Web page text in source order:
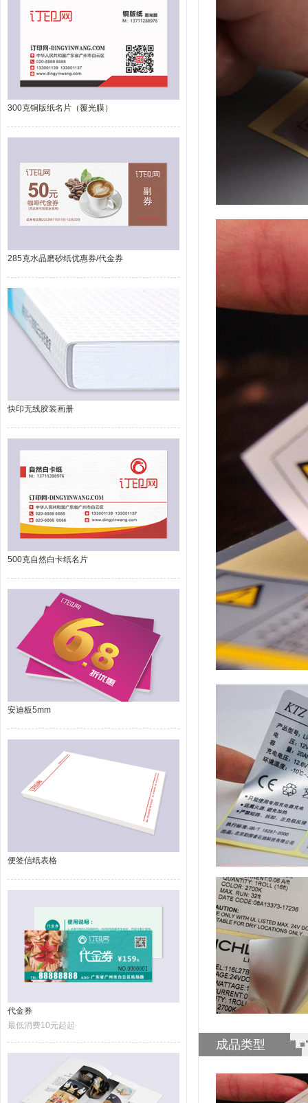
300克铜版纸名片（覆光膜）
285克水晶磨砂纸优惠券/代金券
快印无线胶装画册
500克自然白卡纸名片
安迪板5mm
便签信纸表格
代金券
最低消费10元起起
成品类型